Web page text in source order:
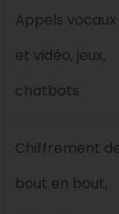
Appels vocaux
et vidéo, jeux,
chatbots
Chiffrement
bout en bout,